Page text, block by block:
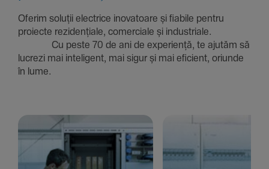
Oferim soluții electrice inova­toare și fiabile pentru
proiecte rezi­den­țiale, comer­ciale și indus­triale.
Cu peste 70 de ani de expe­riență, te ajutăm să
lucrezi mai inte­li­gent, mai sigur și mai eficient, oriunde
în lume.